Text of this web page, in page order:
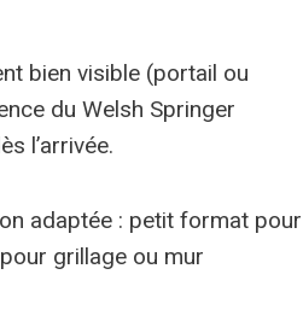
bien visible (portail ou
du Welsh Springer
l’arrivée.
adaptée : petit format pour
grillage ou mur